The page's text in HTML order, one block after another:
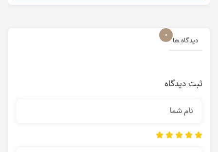
دیدگاه ها
0
ثبت دیدگاه
نام شما